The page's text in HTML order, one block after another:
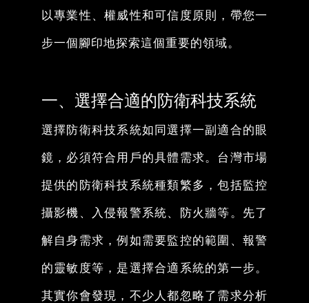
以專業性、權威性和可信度原則，帶您一
步一個腳印地探索這個重要的領域。
一、選擇合適的防衛科技系統
選擇防衛科技系統如同選擇一副適合的眼
鏡，必須符合用戶的具體需求。台灣市場
提供的防衛科技系統種類繁多，包括監控
攝影機、入侵報警系統、防火牆等。先了
解自身需求，例如需要監控的範圍、報警
的靈敏度等，是選擇合適系統的第一步。
其實你會發現，不少人都忽略了需求分析